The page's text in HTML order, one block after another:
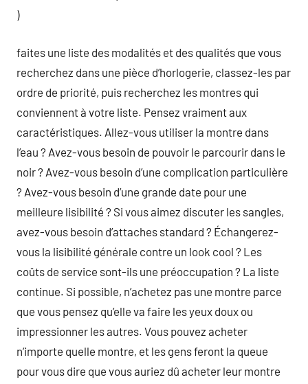
)
faites une liste des modalités et des qualités que vous
recherchez dans une pièce d’horlogerie, classez-les par
ordre de priorité, puis recherchez les montres qui
conviennent à votre liste. Pensez vraiment aux
caractéristiques. Allez-vous utiliser la montre dans
l’eau ? Avez-vous besoin de pouvoir le parcourir dans le
noir ? Avez-vous besoin d’une complication particulière
? Avez-vous besoin d’une grande date pour une
meilleure lisibilité ? Si vous aimez discuter les sangles,
avez-vous besoin d’attaches standard ? Échangerez-
vous la lisibilité générale contre un look cool ? Les
coûts de service sont-ils une préoccupation ? La liste
continue. Si possible, n’achetez pas une montre parce
que vous pensez qu’elle va faire les yeux doux ou
impressionner les autres. Vous pouvez acheter
n’importe quelle montre, et les gens feront la queue
pour vous dire que vous auriez dû acheter leur montre